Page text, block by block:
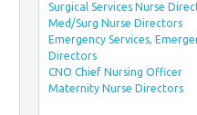
Surgical Services Nurse
Med/Surg Nurse Directors
Emergency Services,
Directors
CNO Chief Nursing Officer
Maternity Nurse Directors